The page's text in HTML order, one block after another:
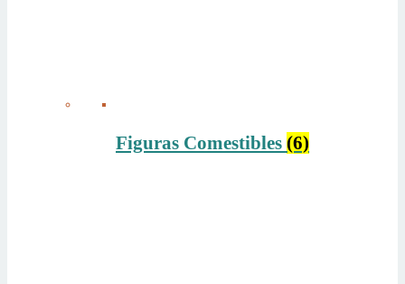
Figuras Comestibles (6)